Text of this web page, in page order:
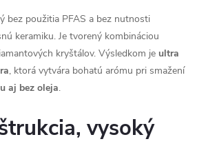
bez použitia PFAS a bez nutnosti
keramiku. Je tvorený kombináciou
kryštálov. Výsledkom je ultra
, ktorá vytvára bohatú arómu pri smažení
aj bez oleja.
vysoký